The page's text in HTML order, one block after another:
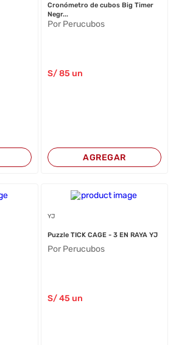
Cronómetro de cubos Big Timer
Negr...
Por Perucubos
S/85 un
AGREGAR
YJ
Puzzle TICK CAGE - 3 EN RAYA YJ
Por Perucubos
S/45 un